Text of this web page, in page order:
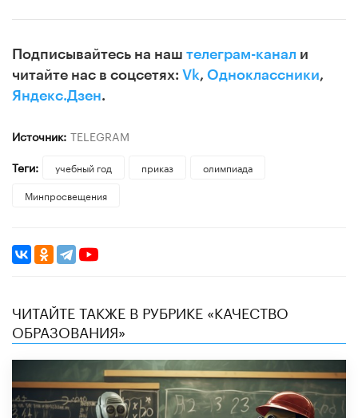
Подписывайтесь на наш телеграм-канал и
читайте нас в соцсетях: Vk, Одноклассники,
Яндекс.Дзен.
Источник: TELEGRAM
Теги:
учебный год приказ
олимпиада
Минпросвещения
ЧИТАЙТЕ ТАКЖЕ В РУБРИКЕ «КАЧЕСТВО
ОБРАЗОВАНИЯ»